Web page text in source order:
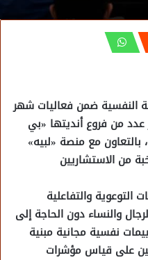
النفسية ضمن فعاليات شهر
عدد من فروع أنديتها «بي
مع منصة «لبيه»
من الاستشاريين
والتفاعلية
والنساء دون الحاجة إلى
نفسية مجانية مبنية
على قياس مؤشرات